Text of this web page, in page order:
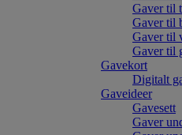
Gaver til
Gaver til
Gaver til
Gaver til
Gavekort
Digitalt
Gaveideer
Gavesett
Gaver